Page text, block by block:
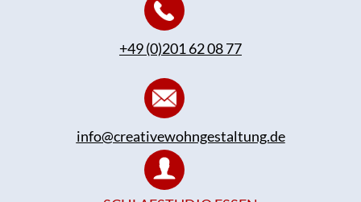
+49 (0)201 62 08 77
info@creativewohngestaltung.de